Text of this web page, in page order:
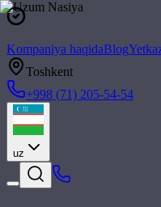
Kompaniya haqidaBlog
Toshkent
+998 (71) 205-54-54
uz